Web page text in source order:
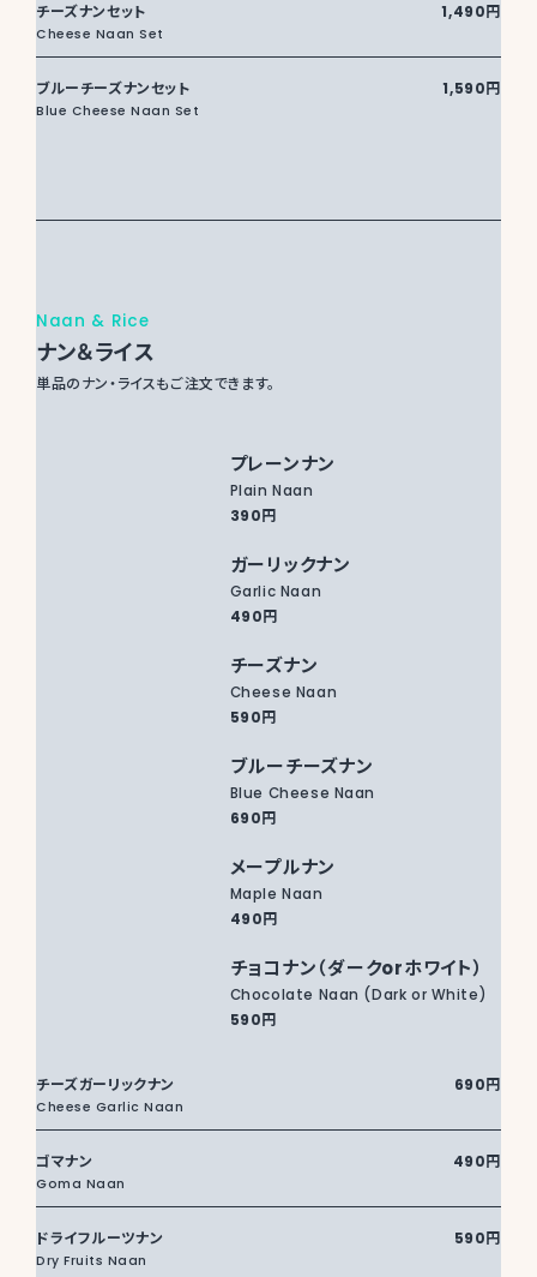
チーズナンセット
Cheese Naan Set
1,490円
ブルーチーズナンセット
Blue Cheese Naan Set
1,590円
Naan & Rice
ナン＆ライス
単品のナン・ライスもご注文できます。
プレーンナン
Plain Naan
390円
ガーリックナン
Garlic Naan
490円
チーズナン
Cheese Naan
590円
ブルーチーズナン
Blue Cheese Naan
690円
メープルナン
Maple Naan
490円
チョコナン（ダークorホワイト）
Chocolate Naan (Dark or White)
590円
チーズガーリックナン
Cheese Garlic Naan
690円
ゴマナン
Goma Naan
490円
ドライフルーツナン
Dry Fruits Naan
590円